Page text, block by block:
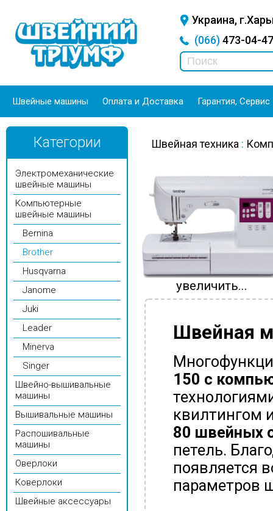
Украина,
(066)473-04-
Швейные машины Оплата и Доставка Гарантия, Сервис
Категории
Электромеханические
швейные машины
Компьютерные
швейные машины
Bernina
Brother
Husqvarna
Janome
Juki
Leader
Minerva
Singer
Швейно-вышивальные
машины
Вышивальные машины
Распошивальные
машины
Оверлоки
Коверлоки
Швейные аксессуары
Швейная техника :
увеличить...
Швейная
150 с
квилтингом
80 швейных
петель.
появляется
параметров